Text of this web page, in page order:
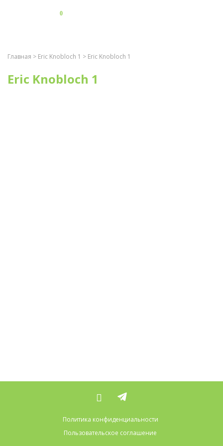
0
Главная > Eric Knobloch 1 > Eric Knobloch 1
Eric Knobloch 1
Политика конфиденциальности
Пользовательское соглашение